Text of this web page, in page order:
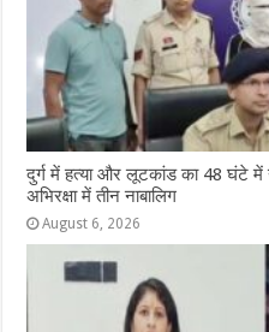
दुर्ग में हत्या और लूटकांड का 48 घंटे में
अभिरक्षा में तीन नाबालिग
August 6, 2026